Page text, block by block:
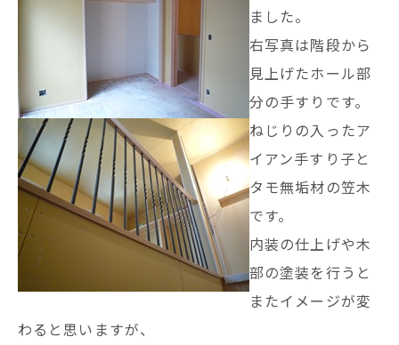
ました。
右写真は階段から
見上げたホール部
分の手すりです。
ねじりの入ったア
イアン手すり子と
タモ無垢材の笠木
です。
内装の仕上げや木
部の塗装を行うと
またイメージが変
わると思いますが、